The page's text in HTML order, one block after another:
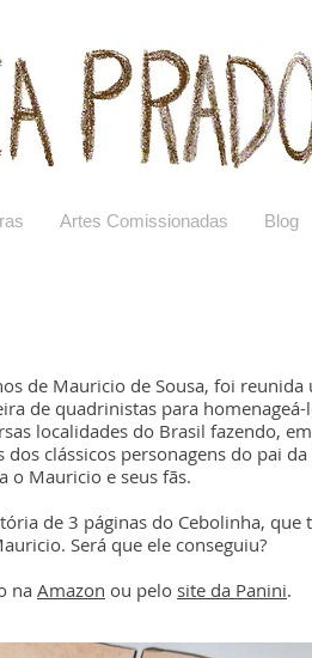
Artes Comissionadas Blog
de Mauricio de Sousa, foi reunida
de quadrinistas para homenageá-
localidades do Brasil fazendo,
clássicos personagens do pai da
o Mauricio e seus fãs.
de 3 páginas do Cebolinha, que
Será que ele conseguiu?
na Amazon ou pelo site da Panini.